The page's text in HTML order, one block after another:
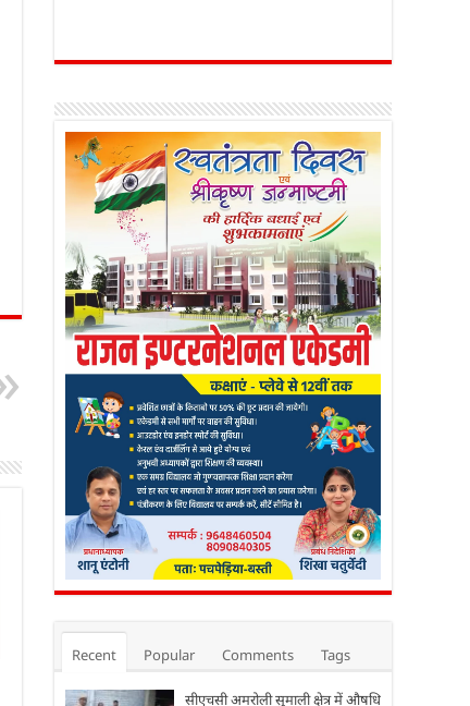
Recent Popular Comments Tags
सीएचसी अमरोली सुमाली क्षेत्र में औषधि